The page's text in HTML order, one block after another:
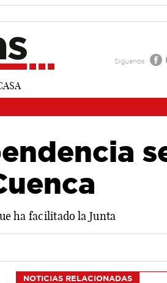
Síguenos
ha facilitado la Junta
NOTICIAS RELACIONADAS